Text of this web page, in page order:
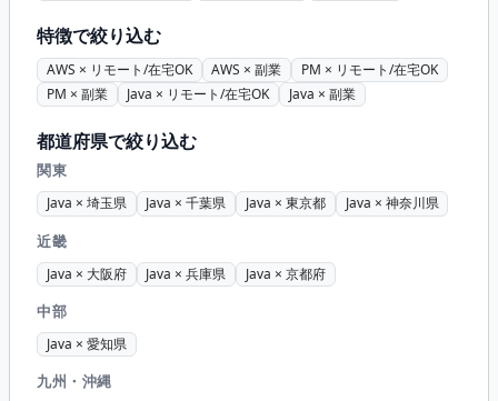
特徴で絞り込む
AWS × リモート/在宅OK AWS × 副業
PM × リモート/在宅OK
PM × 副業
Java × リモート/在宅OK Java × 副業
都道府県で絞り込む
関東
Java × 埼玉県 Java × 千葉県 Java × 東京都 Java × 神奈川県
近畿
Java × 大阪府 Java × 兵庫県 Java × 京都府
中部
Java × 愛知県
九州・沖縄